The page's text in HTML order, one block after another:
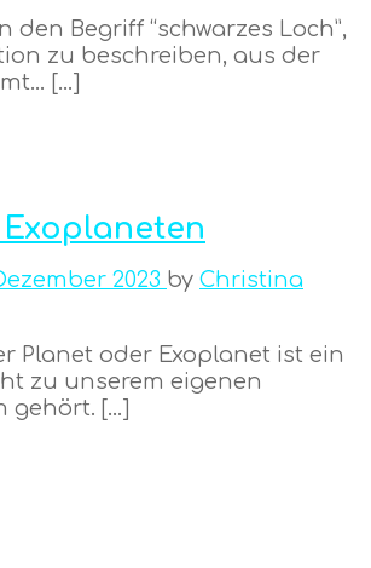
den Begriff “schwarzes Loch”,
zu beschreiben, aus der
[…]
Exoplaneten
2023 by Christina
Planet oder Exoplanet ist ein
zu unserem eigenen
gehört. […]